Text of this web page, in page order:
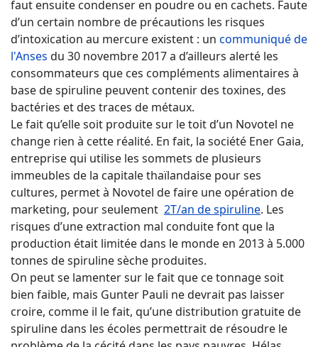
faut ensuite condenser en poudre ou en cachets. Faute
d’un certain nombre de précautions les risques
d’intoxication au mercure existent : un communiqué de
l'Anses du 30 novembre 2017 a d’ailleurs alerté les
consommateurs que ces compléments alimentaires à
base de spiruline peuvent contenir des toxines, des
bactéries et des traces de métaux.
Le fait qu’elle soit produite sur le toit d’un Novotel ne
change rien à cette réalité. En fait, la société Ener Gaia,
entreprise qui utilise les sommets de plusieurs
immeubles de la capitale thaïlandaise pour ses
cultures, permet à Novotel de faire une opération de
marketing, pour seulement 2T/an de spiruline. Les
risques d’une extraction mal conduite font que la
production était limitée dans le monde en 2013 à 5.000
tonnes de spiruline sèche produites.
On peut se lamenter sur le fait que ce tonnage soit
bien faible, mais Gunter Pauli ne devrait pas laisser
croire, comme il le fait, qu’une distribution gratuite de
spiruline dans les écoles permettrait de résoudre le